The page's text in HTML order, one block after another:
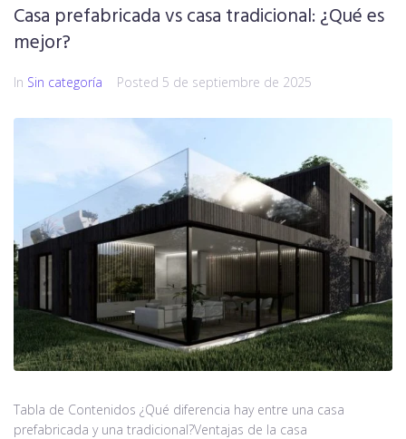
Casa prefabricada vs casa tradicional: ¿Qué es
mejor?
In Sin categoría Posted 5 de septiembre de 2025
Tabla de Contenidos ¿Qué diferencia hay entre una casa
prefabricada y una tradicional?Ventajas de la casa